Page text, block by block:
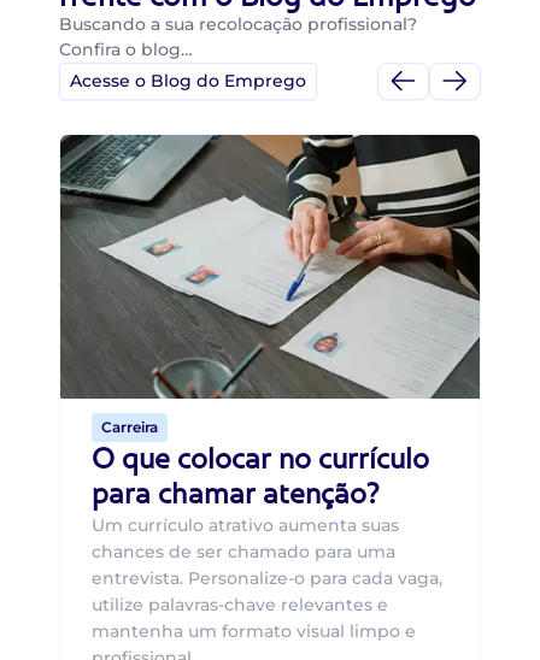
Buscando a sua recolocação profissional?
Confira o blog…
Acesse o Blog do Emprego
Carreira
O que colocar no currículo
para chamar atenção?
Um currículo atrativo aumenta suas
chances de ser chamado para uma
entrevista. Personalize-o para cada vaga,
utilize palavras-chave relevantes e
mantenha um formato visual limpo e